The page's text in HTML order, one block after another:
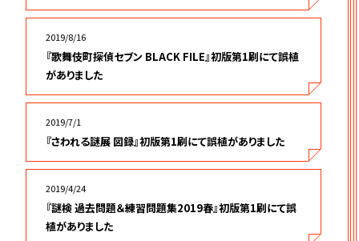
2019/8/16
『歌舞伎町探偵セブン BLACK FILE』初版第1刷にて誤植
がありました
2019/7/1
『さわれる謎展 図録』初版第1刷にて誤植がありました
2019/4/24
『謎検 過去問題＆練習問題集2019春』初版第1刷にて誤
植がありました